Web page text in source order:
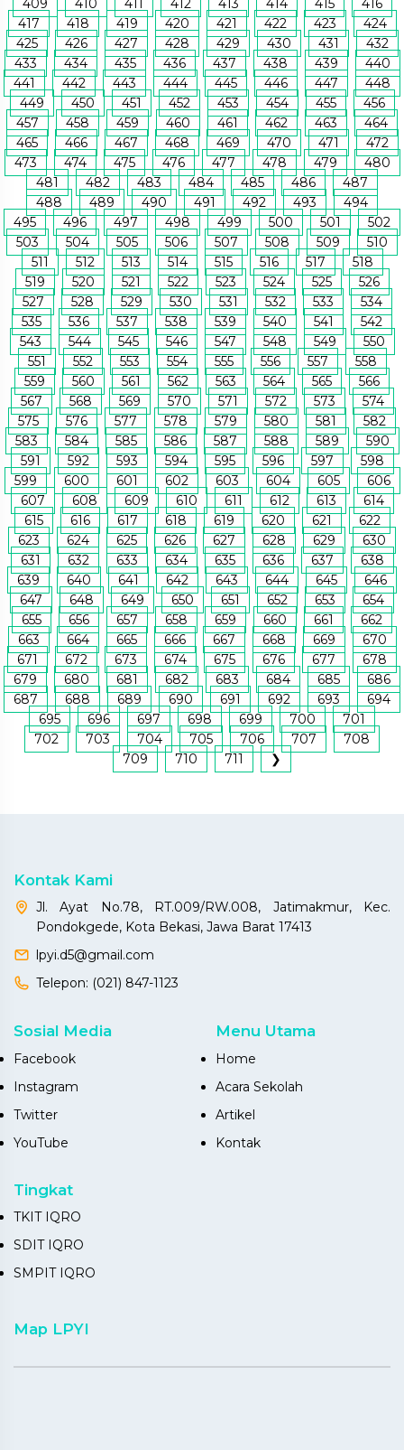
409 410 411 412 413 414 415
416
417
418 419 420 421 422 423
424
425
426 427 428 429 430 431
432
433
434 435 436 437 438 439
440
441
442 443 444 445 446 447
448
449
450 451 452 453 454 455
456
457
458 459 460 461 462 463
464
465
466 467 468 469 470 471
472
473
474 475 476 477 478 479
480
481
482 483 484 485 486
487
488
489 490 491 492 493
494
495
496 497 498 499 500 501
502
503
504 505 506 507 508 509
510
511
512 513 514 515 516 517
518
519
520 521 522 523 524 525
526
527
528 529 530 531 532 533
534
535
536 537 538 539 540 541
542
543
544 545 546 547 548 549
550
551
552 553 554 555 556 557
558
559
560 561 562 563 564 565
566
567
568 569 570 571 572 573
574
575
576 577 578 579 580 581
582
583
584 585 586 587 588 589
590
591
592 593 594 595 596 597
598
599
600 601 602 603 604 605
606
607
608 609 610 611 612 613
614
615
616 617 618 619 620 621
622
623
624 625 626 627 628 629
630
631
632 633 634 635 636 637
638
639
640 641 642 643 644 645
646
647
648 649 650 651 652 653
654
655
656 657 658 659 660 661
662
663
664 665 666 667 668 669
670
671
672 673 674 675 676 677
678
679
680 681 682 683 684 685
686
687
688 689 690 691 692 693
694
695
696 697 698 699 700
701
702
703 704 705 706 707
708
709
710 711 ❯
Kontak Kami
Jl. Ayat No.78, RT.009/RW.008, Jatimakmur, Kec.
Pondokgede, Kota Bekasi, Jawa Barat 17413
lpyi.d5@gmail.com
Telepon: (021) 847-1123
Sosial Media
Facebook
Instagram
Twitter
YouTube
Menu Utama
Home
Acara Sekolah
Artikel
Kontak
Tingkat
TKIT IQRO
SDIT IQRO
SMPIT IQRO
Map LPYI